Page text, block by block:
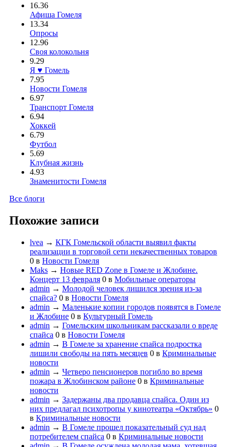
16.36
Афиша Гомеля
13.34
Опросы
12.96
Своя колокольня
9.29
Я ♥ Гомель
7.95
Новости Гомеля
6.97
Транспорт Гомеля
6.94
Хоккей
6.79
Футбол
5.69
Клубная жизнь
4.93
Знаменитости Гомеля
Все блоги
Похожие записи
lvea → КГК Гомельской области выявил факты
реализации в торговой сети некачественных товаров
0 в Новости Гомеля
Maks → Новые RED Zone в Гомеле и Жлобине.
Концерт 13 февраля 0 в Мобильные операторы
admin → Молодой человек лишился зрения из-за
спайса? 0 в Новости Гомеля
admin → Маленькие копии городов появятся в Гомеле
и Жлобине 0 в Культурный Гомель
admin → Гомельским школьникам рассказали о вреде
спайса 0 в Новости Гомеля
admin → В Гомеле за хранение спайса подростка
лишили свободы на пять месяцев 0 в Криминальные
новости
admin → Четверо пенсионеров погибло во время
пожара в Жлобинском районе 0 в Криминальные
новости
admin → Задержаны два продавца спайса. Один из
них предлагал психотропы у кинотеатра «Октябрь» 0
в Криминальные новости
admin → В Гомеле прошел показательный суд над
потребителем спайса 0 в Криминальные новости